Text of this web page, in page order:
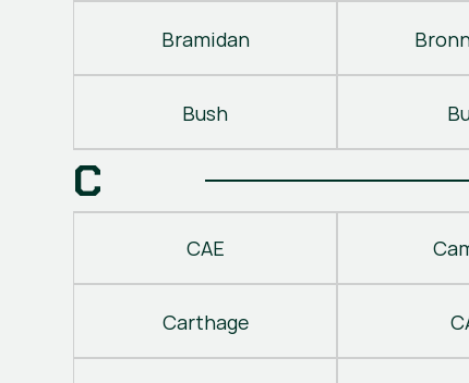
Bramidan
Bush
C
CAE
Carthage